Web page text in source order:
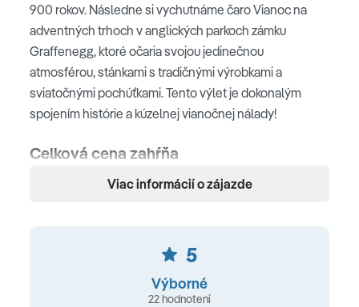
900 rokov. Následne si vychutnáme čaro Vianoc na
adventných trhoch v anglických parkoch zámku
Graffenegg, ktoré očaria svojou jedinečnou
atmosférou, stánkami s tradičnými výrobkami a
sviatočnými pochúťkami. Tento výlet je dokonalým
spojením histórie a kúzelnej vianočnej nálady!
Celková cena zahŕňa
Dopravu luxusným autokarom. Sprievodcu CK SATUR.
Doplatok za miestenku. Vstupy. Cestovné poistenie.
Viac informácií o zájazde
5
Výborné
22 hodnotení